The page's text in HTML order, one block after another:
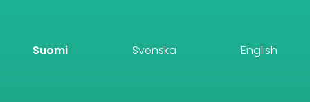
Suomi Svenska English